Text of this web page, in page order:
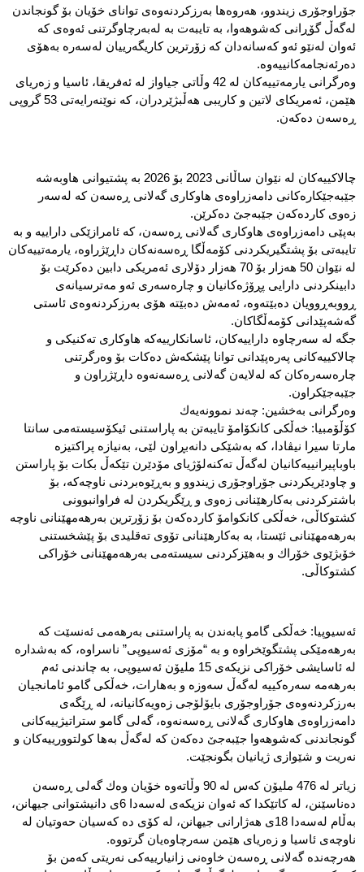
جۆراوجۆری زیندوو، هەروەها بەرزكردنەوەی توانای خۆیان بۆ گونجاندن
لەگەڵ گۆڕانی كەشوهەوا، بە تایبەت بە لەبەرچاوگرتنی ئەوەی كە
ئەوان لەنێو ئەو كەسانەدان كە زۆرترین كاریگەرییان لەسەرە بەهۆی
دەرئەنجامەكانییەوە.
وەرگرانی یارمەتییەكان لە 42 وڵاتی جیاواز لە ئەفریقا، ئاسیا و زەریای
هێمن، ئەمریكای لاتین و كاریبی هەڵبژێردران، كە نوێنەرایەتی 53 گروپی
ڕەسەن دەكەن.
چالاكییەكان لە نێوان ساڵانی 2023 بۆ 2026 بە پشتیوانی هاوبەشە
جێبەجێكارەكانی دامەزراوەی هاوكاری گەلانی ڕەسەن كە لەسەر
زەوی كاردەكەن جێبەجێ دەكرێن.
بەپێی دامەزراوەی هاوكاری گەلانی ڕەسەن، كە ئامرازێكی داراییە و بە
تایبەتی بۆ پشتگیریكردنی كۆمەڵگا ڕەسەنەكان داڕێژراوە، یارمەتییەكان
لە نێوان 50 هەزار بۆ 70 هەزار دۆلاری ئەمریكی دابین دەكرێت بۆ
دابینكردنی دارایی پڕۆژەكانیان و چارەسەری ئەو مەترسیانەی
ڕووبەڕوویان دەبێتەوە، ئەمەش دەبێتە هۆی بەرزكردنەوەی ئاستی
گەشەپێدانی كۆمەڵگاكان.
جگە لە سەرچاوە داراییەكان، ئاسانكارییەكە هاوكاری تەكنیكی و
چالاكییەكانی پەرەپێدانی توانا پێشكەش دەكات بۆ وەرگرتنی
چارەسەرەكان كە لەلایەن گەلانی ڕەسەنەوە داڕێژراون و
جێبەجێكراون.
وەرگرانی بەخشین: چەند نموونەیەك
كۆڵۆمبیا: خەڵكی كانكۆامۆ تایبەتن بە پاراستنی ئیكۆسیستەمی سانتا
مارتا سیرا نیڤادا، كە بەشێكی دانەبڕاون لێی، بەنیازە پراكتیزە
باوباپیرانییەكانیان لەگەڵ تەكنەلۆژیای مۆدێرن تێكەڵ بكات بۆ پاراستن
و چاودێریكردنی جۆراوجۆری زیندوو و بەڕێوەبردنی ناوچەكە، بۆ
باشتركردنی بەكارهێنانی زەوی و ڕێگریكردن لە فراوانبوونی
كشتوكاڵی، خەڵكی كانكوامۆ كاردەكەن بۆ زۆرترین بەرهەمهێنانی ناوچە
بەرهەمهێنانی ئێستا، بە بەكارهێنانی تۆوی تەقلیدی بۆ پێشخستنی
خۆبژێوی خۆراك و بەهێزكردنی سیستەمی بەرهەمهێنانی خۆراكی
كشتوكاڵی.
ئەسیوپیا: خەڵكی گامو پابەندن بە پاراستنی بەرهەمی ئەنسێت كە
بەرهەمێكی پشتگوێخراوە و بە “مۆزی ئەسیوپی” ناسراوە، كە بەشدارە
لە ئاسایشی خۆراكی نزیكەی 15 ملیۆن ئەسیوپی، بە چاندنی ئەم
بەرهەمە سەرەكییە لەگەڵ سەوزە و بەهارات، خەڵكی گامو ئامانجیان
بەرزكردنەوەی جۆراوجۆری بایۆلۆجی زەویەكانیانە، لە ڕێگەی
دامەزراوەی هاوكاری گەلانی ڕەسەنەوە، گەلی گامو ستراتیژییەكانی
گونجاندنی كەشوهەوا جێبەجێ دەكەن كە لەگەڵ بەها كولتوورییەكان و
نەریت و شێوازی ژیانیان بگونجێت.
زیاتر لە 476 ملیۆن كەس لە 90 وڵاتەوە خۆیان وەك گەلی ڕەسەن
دەناسێنن، لە كاتێكدا كە ئەوان نزیكەی لەسەدا 6ی دانیشتوانی جیهانن،
بەڵام لەسەدا 18ی هەژارانی جیهانن، لە كۆی دە كەسیان حەوتیان لە
ناوچەی ئاسیا و زەریای هێمن سەرچاوەیان گرتووە.
هەرچەندە گەلانی ڕەسەن خاوەنی زانیارییەكی نەریتی كەمن بۆ